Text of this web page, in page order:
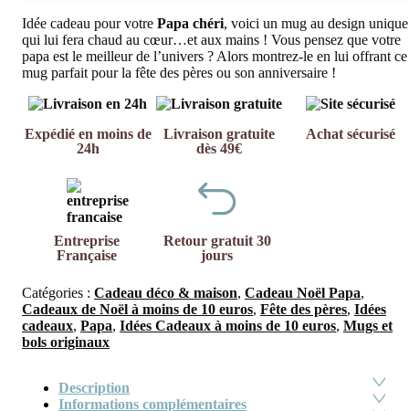
Idée cadeau pour votre Papa chéri, voici un mug au design unique
qui lui fera chaud au cœur…et aux mains ! Vous pensez que votre
papa est le meilleur de l’univers ? Alors montrez-le en lui offrant ce
mug parfait pour la fête des pères ou son anniversaire !
Expédié en moins de
24h
Livraison gratuite
dès 49€
Achat sécurisé
Entreprise
Française
Retour gratuit 30
jours
Catégories : Cadeau déco & maison, Cadeau Noël Papa,
Cadeaux de Noël à moins de 10 euros, Fête des pères, Idées
cadeaux, Papa, Idées Cadeaux à moins de 10 euros, Mugs et
bols originaux
Description
Informations complémentaires